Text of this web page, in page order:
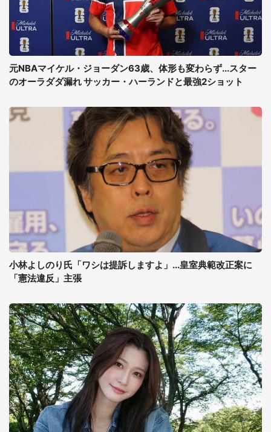
元NBAマイケル・ジョーダン63歳、体形も変わらず...スター
のオーラダダ漏れ サッカー・ハーランドと最強2ショット
小林よしのり氏「ワシは提訴しますよ」...皇室典範改正案に
「憲法違反」主張